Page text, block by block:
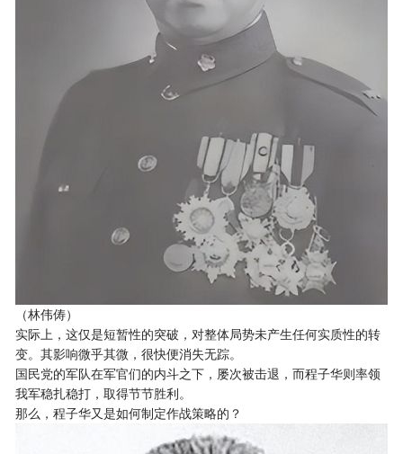
（林伟俦）
实际上，这仅是短暂性的突破，对整体局势未产生任何实质性的转
变。其影响微乎其微，很快便消失无踪。
国民党的军队在军官们的内斗之下，屡次被击退，而程子华则率领
我军稳扎稳打，取得节节胜利。
那么，程子华又是如何制定作战策略的？